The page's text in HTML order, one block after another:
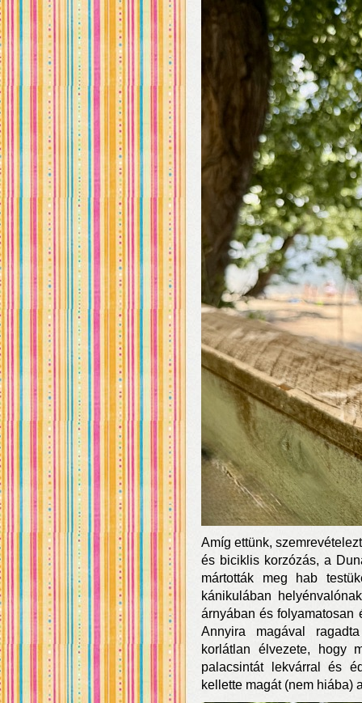
Amíg ettünk,
és biciklis korzózás, a
mártották meg hab
kánikulában
árnyában és folyamatosan
Annyira magával
korlátlan élvezete, hogy
palacsintát lekvárral és
kellette magát (nem hiába)